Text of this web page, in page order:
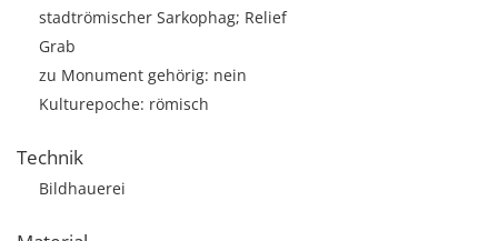
stadtrömischer Sarkophag; Relief
Grab
zu Monument gehörig: nein
Kulturepoche: römisch
Technik
Bildhauerei